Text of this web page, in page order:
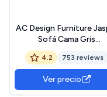
AC Design Furniture
Sofá Cama Gris
Oscuro/Negro, con 3
Posiciones Reclinables,
Moderno de 3 Plazas
Reposabrazos, Tapizado
con Patas de Metal
4.2 753 reviews
Ver precio